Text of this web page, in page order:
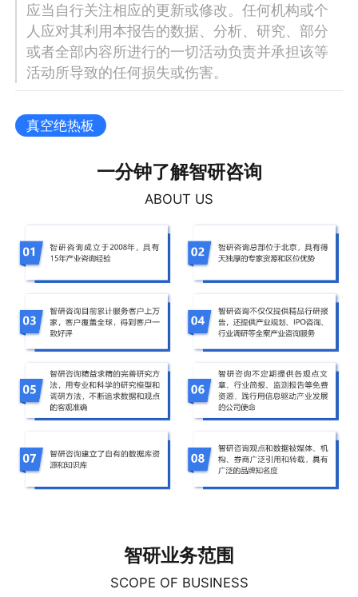
应当自行关注相应的更新或修改。任何机构或个
人应对其利用本报告的数据、分析、研究、部分
或者全部内容所进行的一切活动负责并承担该等
活动所导致的任何损失或伤害。
真空绝热板
一分钟了解智研咨询
ABOUT US
智研业务范围
SCOPE OF BUSINESS